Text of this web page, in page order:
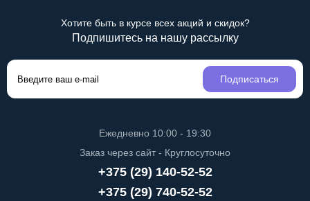
Хотите быть в курсе всех акций и скидок?
Подпишитесь на нашу рассылку
Подписаться
Ежедневно 10:00 - 19:30
Заказ через сайт - Круглосуточно
+375 (29) 140-52-52
+375 (29) 740-52-52